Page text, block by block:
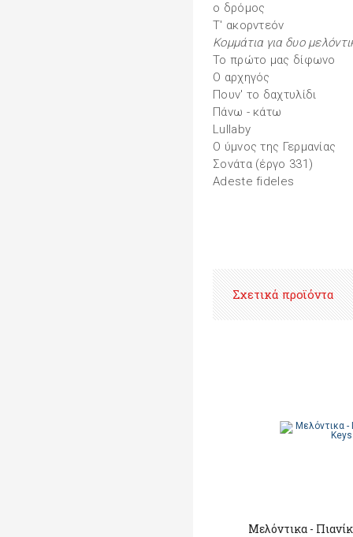
ο δρόμος
Τ' ακορντεόν
Κομμάτια για δυο
Το πρώτο μας δίφωνο
Ο αρχηγός
Πουν' το δαχτυλίδι
Πάνω - κάτω
Lullaby
Ο ύμνος της Γερμανίας
Σονάτα (έργο 331)
Adeste fideles
Σχετικά προϊόντα
Μελόντικα -